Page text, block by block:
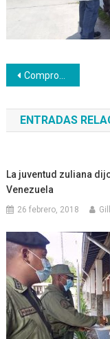
Navegación
de
entradas
Compromiso lucha y formación productiva bandera de Inces Lara
ENTRADAS
La juventud zuliana
Venezuela
26 febrero, 2018